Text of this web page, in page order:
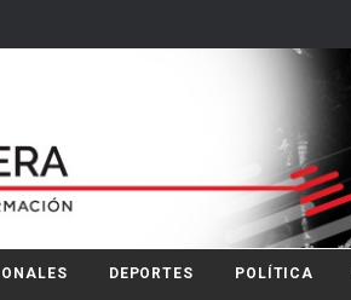
DEPORTES POLÍTICA